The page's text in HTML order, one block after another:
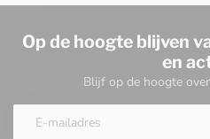
Op de hoogte blijven
en
Blijf op de hoogte